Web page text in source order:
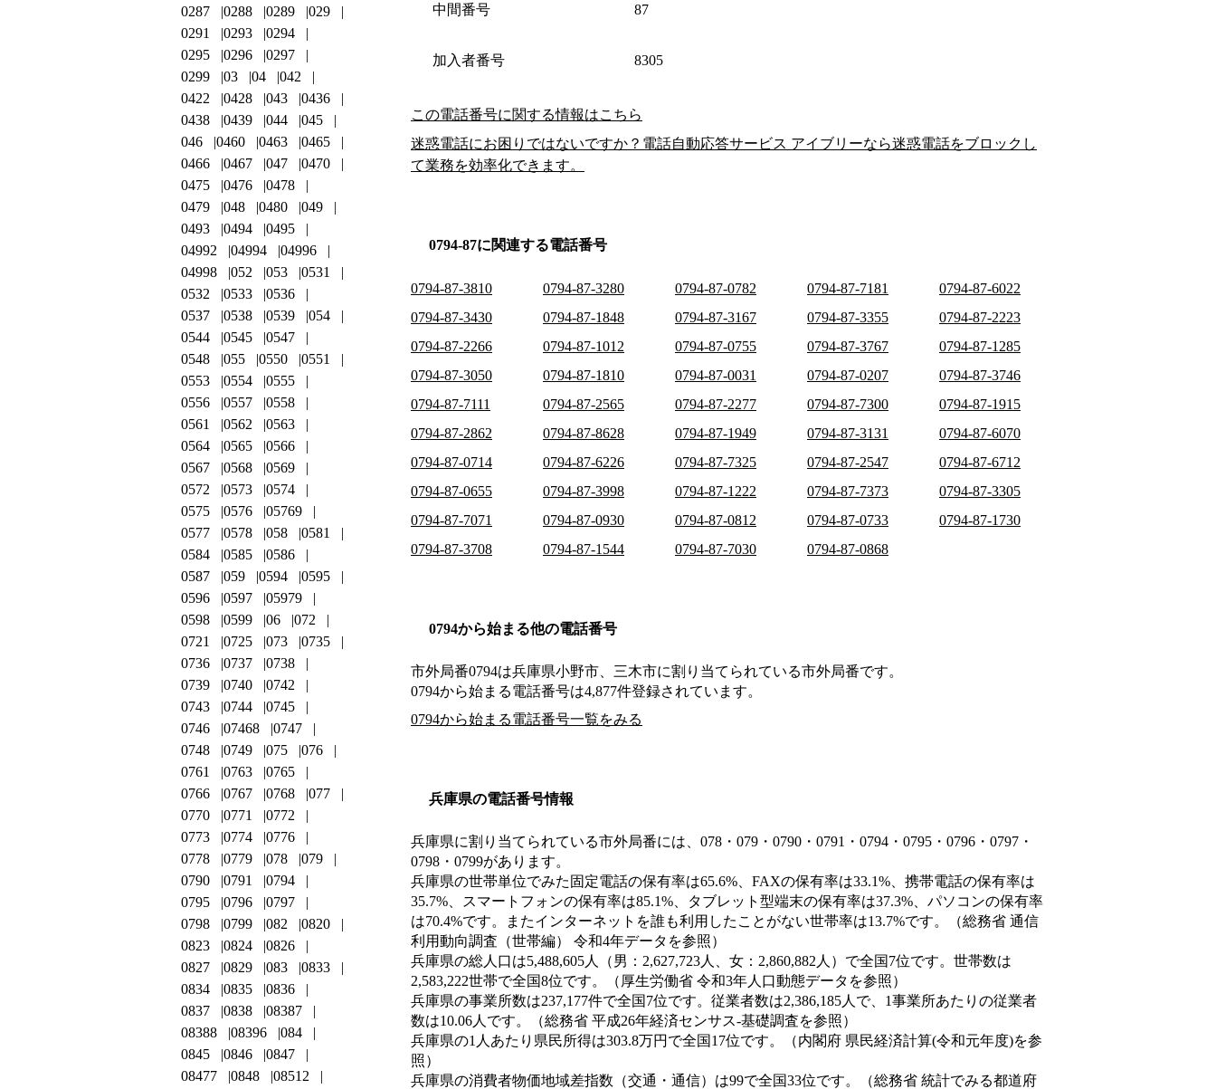
中間番号 87
加入者番号 8305
この電話番号に関する情報はこちら
迷惑電話にお困りではないですか？電話自動応答サービス アイブリーなら迷惑電話をブロックし
て業務を効率化できます。
0794-87に関連する電話番号
0794-87-3810 0794-87-3280 0794-87-0782 0794-87-7181
0794-87-6022
0794-87-3430
0794-87-1848 0794-87-3167 0794-87-3355
0794-87-2223
0794-87-2266
0794-87-1012 0794-87-0755 0794-87-3767
0794-87-1285
0794-87-3050
0794-87-1810 0794-87-0031 0794-87-0207
0794-87-3746
0794-87-7111
0794-87-2565 0794-87-2277 0794-87-7300
0794-87-1915
0794-87-2862
0794-87-8628 0794-87-1949 0794-87-3131
0794-87-6070
0794-87-0714
0794-87-6226 0794-87-7325 0794-87-2547
0794-87-6712
0794-87-0655
0794-87-3998 0794-87-1222 0794-87-7373
0794-87-3305
0794-87-7071
0794-87-0930 0794-87-0812 0794-87-0733
0794-87-1730
0794-87-3708
0794-87-1544 0794-87-7030 0794-87-0868
0794から始まる他の電話番号
市外局番0794は兵庫県小野市、三木市に割り当てられている市外局番です。
0794から始まる電話番号は4,877件登録されています。
0794から始まる電話番号一覧をみる
兵庫県の電話番号情報
兵庫県に割り当てられている市外局番には、078・079・0790・0791・0794・0795・0796・0797・
0798・0799があります。
兵庫県の世帯単位でみた固定電話の保有率は65.6%、FAXの保有率は33.1%、携帯電話の保有率は
35.7%、スマートフォンの保有率は85.1%、タブレット型端末の保有率は37.3%、パソコンの保有率
は70.4%です。またインターネットを誰も利用したことがない世帯率は13.7%です。（総務省 通信
利用動向調査（世帯編） 令和4年データを参照）
兵庫県の総人口は5,488,605人（男：2,627,723人、女：2,860,882人）で全国7位です。世帯数は
2,583,222世帯で全国8位です。（厚生労働省 令和3年人口動態データを参照）
兵庫県の事業所数は237,177件で全国7位です。従業者数は2,386,185人で、1事業所あたりの従業者
数は10.06人です。（総務省 平成26年経済センサス‐基礎調査を参照）
兵庫県の1人あたり県民所得は303.8万円で全国17位です。（内閣府 県民経済計算(令和元年度)を参
照）
兵庫県の消費者物価地域差指数（交通・通信）は99で全国33位です。（総務省 統計でみる都道府
0287
0288 0289
029
0291
0293
0294
0295
0296
0297
0299
03 04
042
0422
0428 043
0436
0438
0439 044
045
046
0460 0463
0465
0466
0467 047
0470
0475
0476
0478
0479
048 0480
049
0493
0494
0495
04992
04994
04996
04998
052 053
0531
0532
0533
0536
0537
0538 0539
054
0544
0545
0547
0548
055 0550
0551
0553
0554
0555
0556
0557
0558
0561
0562
0563
0564
0565
0566
0567
0568
0569
0572
0573
0574
0575
0576
05769
0577
0578 058
0581
0584
0585
0586
0587
059 0594
0595
0596
0597
05979
0598
0599 06
072
0721
0725 073
0735
0736
0737
0738
0739
0740
0742
0743
0744
0745
0746
07468
0747
0748
0749 075
076
0761
0763
0765
0766
0767 0768
077
0770
0771
0772
0773
0774
0776
0778
0779 078
079
0790
0791
0794
0795
0796
0797
0798
0799 082
0820
0823
0824
0826
0827
0829 083
0833
0834
0835
0836
0837
0838
08387
08388
08396
084
0845
0846
0847
08477
0848
08512